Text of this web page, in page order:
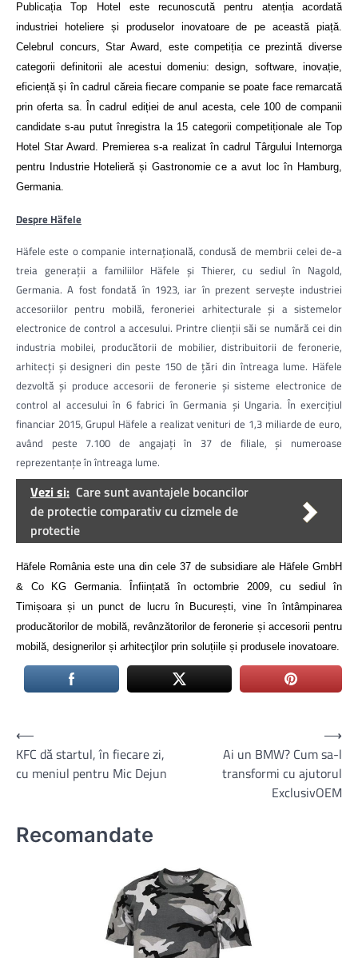
Publicația Top Hotel este recunoscută pentru atenția acordată
industriei hoteliere și produselor inovatoare de pe această piață.
Celebrul concurs, Star Award, este competiția ce prezintă diverse
categorii definitorii ale acestui domeniu: design, software, inovație,
eficiență și în cadrul căreia fiecare companie se poate face remarcată
prin oferta sa. În cadrul ediției de anul acesta, cele 100 de companii
candidate s-au putut înregistra la 15 categorii competiționale ale Top
Hotel Star Award. Premierea s-a realizat în cadrul Târgului Internorga
pentru Industrie Hotelieră și Gastronomie ce a avut loc în Hamburg,
Germania.
Despre Häfele
Häfele este o companie internațională, condusă de membrii celei de-a
treia generaţii a familiilor Häfele şi Thierer, cu sediul în Nagold,
Germania. A fost fondată în 1923, iar în prezent serveşte industriei
accesoriilor pentru mobilă, feroneriei arhitecturale şi a sistemelor
electronice de control a accesului. Printre clienţii săi se numără cei din
industria mobilei, producătorii de mobilier, distribuitorii de feronerie,
arhitecţi şi designeri din peste 150 de țări din întreaga lume. Häfele
dezvoltă și produce accesorii de feronerie și sisteme electronice de
control al accesului în 6 fabrici în Germania și Ungaria. În exercițiul
financiar 2015, Grupul Häfele a realizat venituri de 1,3 miliarde de euro,
având peste 7.100 de angajați în 37 de filiale, și numeroase
reprezentanţe în întreaga lume.
Vezi si: Care sunt avantajele bocancilor
de protectie comparativ cu cizmele de
protectie
Häfele România este una din cele 37 de subsidiare ale Häfele GmbH
& Co KG Germania. Înființată în octombrie 2009, cu sediul în
Timișoara și un punct de lucru în București, vine în întâmpinarea
producătorilor de mobilă, revânzătorilor de feronerie și accesorii pentru
mobilă, designerilor și arhitecţilor prin soluțiile și produsele inovatoare.
Navigare
în
articole
⟵
KFC dă startul, în fiecare zi,
cu meniul pentru Mic Dejun
Ai un BMW? Cum sa-l
transformi cu ajutorul
ExclusivOEM
⟶
Recomandate